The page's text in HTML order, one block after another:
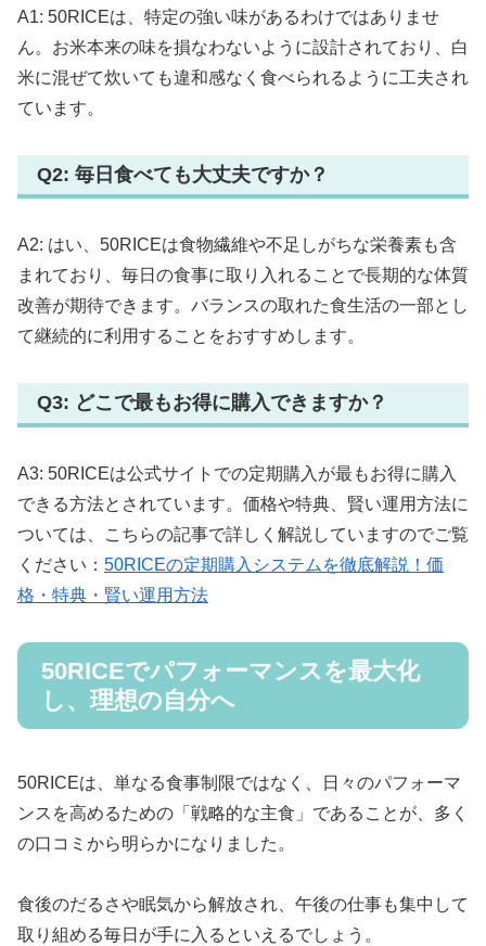
A1: 50RICEは、特定の強い味があるわけではありませ
ん。お米本来の味を損なわないように設計されており、白
米に混ぜて炊いても違和感なく食べられるように工夫され
ています。
Q2: 毎日食べても大丈夫ですか？
A2: はい、50RICEは食物繊維や不足しがちな栄養素も含
まれており、毎日の食事に取り入れることで長期的な体質
改善が期待できます。バランスの取れた食生活の一部とし
て継続的に利用することをおすすめします。
Q3: どこで最もお得に購入できますか？
A3: 50RICEは公式サイトでの定期購入が最もお得に購入
できる方法とされています。価格や特典、賢い運用方法に
ついては、こちらの記事で詳しく解説していますのでご覧
ください： 50RICEの定期購入システムを徹底解説！価
格・特典・賢い運用方法
50RICEでパフォーマンスを最大化
し、理想の自分へ
50RICEは、単なる食事制限ではなく、日々のパフォーマ
ンスを高めるための「戦略的な主食」であることが、多く
の口コミから明らかになりました。
食後のだるさや眠気から解放され、午後の仕事も集中して
取り組める毎日が手に入るといえるでしょう。